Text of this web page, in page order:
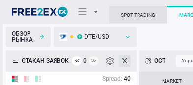
SPOT TRADING
ОБЗОР
РЫНКА
DTE/USD
СТАКАН ЗАЯВОК ≪ 0 ≫
Spread: 40
ОСТ
MARKET